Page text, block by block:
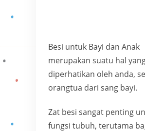
Besi untuk Bayi dan Anak
merupakan suatu hal
diperhatikan oleh anda,
orangtua dari sang bayi.
Zat besi sangat penting
fungsi tubuh, terutama